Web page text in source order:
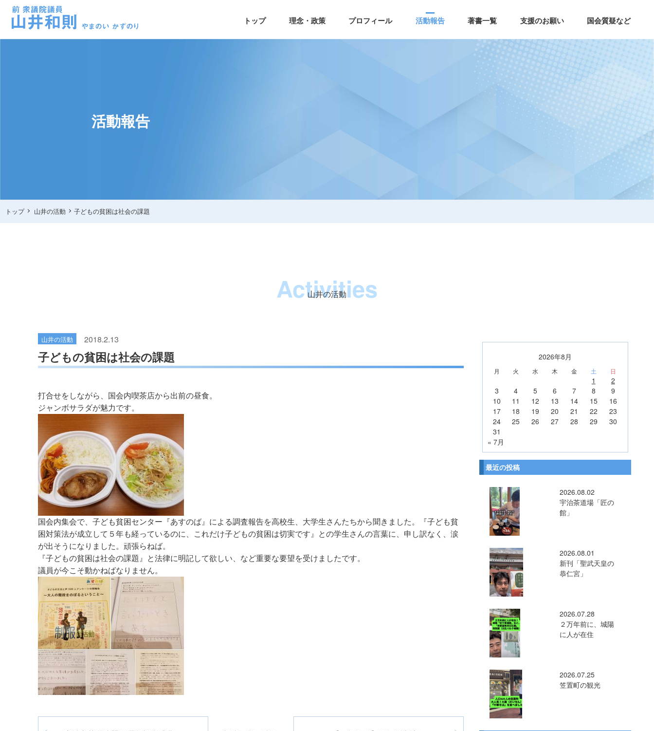
トップ 理念・政策 プロフィール 活動報告 著書一覧 支援のお願い 国会質疑など
活動報告
トップ 山井の活動 子どもの貧困は社会の課題
Activities
山井の活動
山井の活動 2018.2.13
子どもの貧困は社会の課題
打合せをしながら、国会内喫茶店から出前の昼食。
ジャンボサラダが魅力です。
国会内集会で、子ども貧困センター『あすのば』による調査報告を高校生、大学生さんたちから聞きました。『子ども貧
困対策法が成立して５年も経っているのに、これだけ子どもの貧困は切実です』との学生さんの言葉に、申し訳なく、涙
が出そうになりました。頑張らねば。
『子どもの貧困は社会の課題』と法律に明記して欲しい、など重要な要望を受けましたです。
議員が今こそ動かねばなりません。
2026年8月
月 火 水 木 金 土 日
1
2
3
4 5 6 7 8
9
10
11 12 13 14 15
16
17
18 19 20 21 22
23
24
25 26 27 28 29
30
31
« 7月
最近の投稿
2026.08.02
宇治茶道場「匠の
館」
2026.08.01
新刊「聖武天皇の
恭仁宮」
2026.07.28
２万年前に、城陽
に人が在住
2026.07.25
笠置町の観光